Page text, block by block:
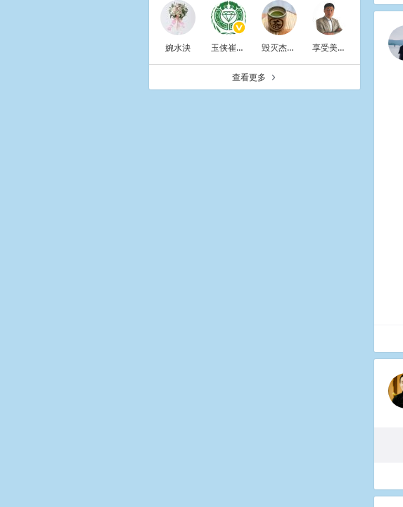
婉水泱 玉侠崔涛护花大神 毁灭杰伦街 享受美好时光
查看更多 a